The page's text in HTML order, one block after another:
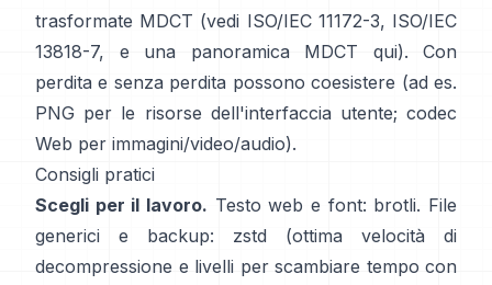
trasformate MDCT (vedi ISO/IEC 11172-3, ISO/IEC
13818-7, e una panoramica MDCT qui). Con
perdita e senza perdita possono coesistere (ad es.
PNG per le risorse dell'interfaccia utente; codec
Web per immagini/video/audio).
Consigli pratici
Scegli per il lavoro. Testo web e font: brotli. File
generici e backup:
zstd
(ottima velocità di
decompressione e livelli per scambiare tempo con